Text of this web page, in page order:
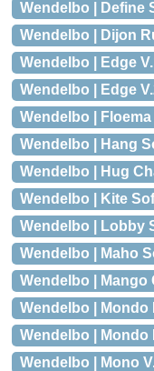
Wendelbo | Define
Wendelbo | Dijon
Wendelbo | Edge
Wendelbo | Edge
Wendelbo |
Wendelbo | Hang
Wendelbo | Hug
Wendelbo | Kite
Wendelbo | Lobby
Wendelbo | Maho
Wendelbo | Mango
Wendelbo | Mondo
Wendelbo | Mondo
Wendelbo | Mono